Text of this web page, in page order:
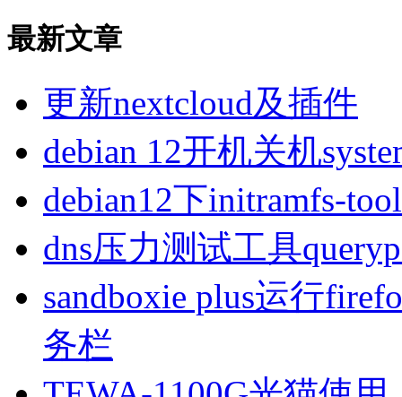
最新文章
更新nextcloud及插件
debian 12开机关机
debian12下initramfs-
dns压力测试工具
sandboxie plus运行
务栏